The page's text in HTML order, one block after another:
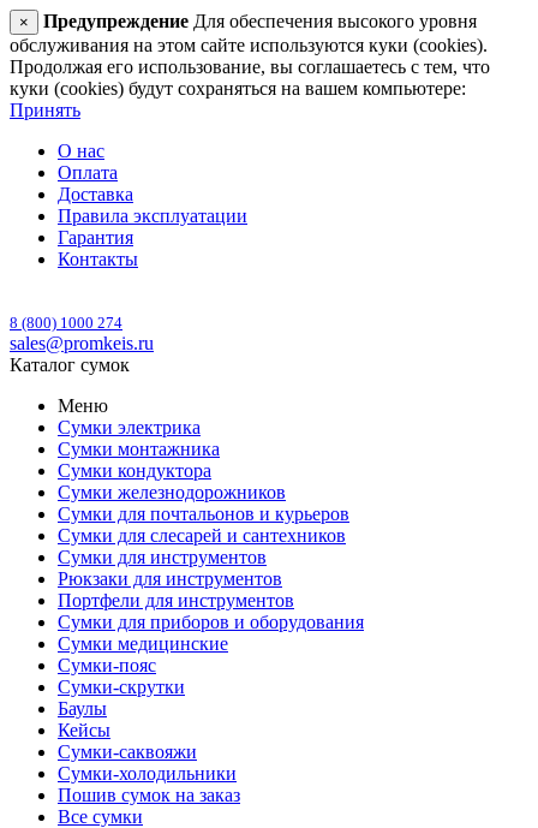
× Предупреждение Для обеспечения высокого уровня
обслуживания на этом сайте используются куки (cookies).
Продолжая его использование, вы соглашаетесь с тем, что
куки (cookies) будут сохраняться на вашем компьютере:
Принять
О нас
Оплата
Доставка
Правила эксплуатации
Гарантия
Контакты
8 (800) 1000 274
sales@promkeis.ru
Каталог сумок
Меню
Сумки электрика
Сумки монтажника
Сумки кондуктора
Сумки железнодорожников
Сумки для почтальонов и курьеров
Сумки для слесарей и сантехников
Сумки для инструментов
Рюкзаки для инструментов
Портфели для инструментов
Сумки для приборов и оборудования
Сумки медицинские
Сумки-пояс
Сумки-скрутки
Баулы
Кейсы
Сумки-саквояжи
Сумки-холодильники
Пошив сумок на заказ
Все сумки